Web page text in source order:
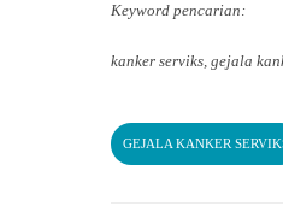
Keyword pencarian:
kanker serviks, gejala
GEJALA KANKER